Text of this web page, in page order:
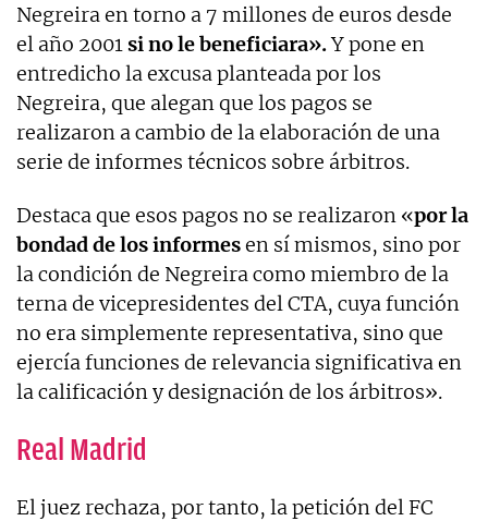
Negreira en torno a 7 millones de euros desde
el año 2001si no le beneficiara».Y pone en
entredicho la excusa planteada por los
Negreira, que alegan que los pagos se
realizaron a cambio de la elaboración de una
serie de informes técnicos sobre árbitros.
Destaca que esos pagos no se realizaron «por la
bondad de los informesen sí mismos, sino por
la condición de Negreira como miembro de la
terna de vicepresidentes del CTA, cuya función
no era simplemente representativa, sino que
ejercía funciones de relevancia significativa en
la calificación y designación de los árbitros».
Real Madrid
El juez rechaza, por tanto, la petición del FC